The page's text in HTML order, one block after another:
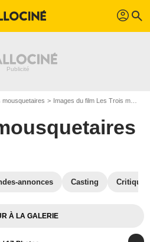
profil search
mousquetaires Images du film Les Trois mousquetaires
annonces Casting
À LA GALERIE